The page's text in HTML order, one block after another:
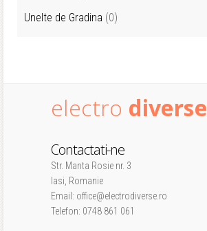
Unelte de Gradina (0)
electro diverse
Contactati-ne
Str. Manta Rosie nr. 3
Iasi, Romanie
Email: office@electrodiverse.ro
Telefon: 0748 861 061